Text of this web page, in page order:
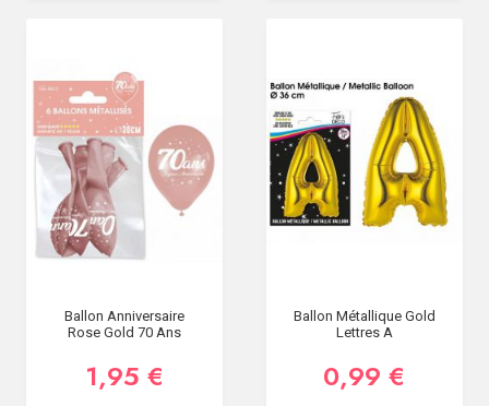
Ballon Anniversaire
Rose Gold 70 Ans
1,95 €
Ballon Métallique Gold
Lettres A
0,99 €